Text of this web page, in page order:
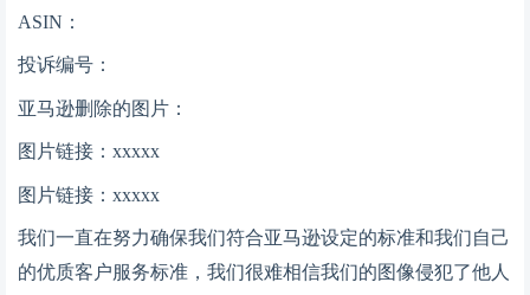
ASIN：
投诉编号：
亚马逊删除的图片：
图片链接： xxxxx
图片链接： xxxxx
我们一直在努力确保我们符合亚马逊设定的标准和我们自己
的优质客户服务标准，我们很难相信我们的图像侵犯了他人